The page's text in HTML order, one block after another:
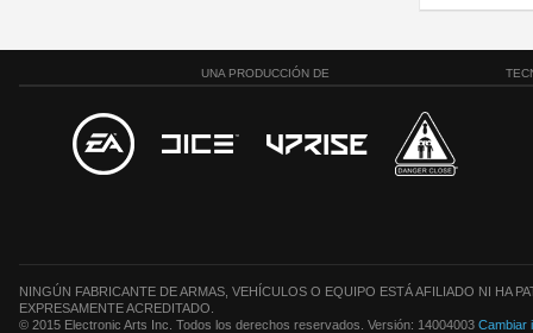
UNA PRODUCCIÓN DE
NINGÚN FABRICANTE DE ARMAS, VEHÍCULOS O EQUIPO ESTÁ AFILIADO NI HA
EXPRESAMENTE ACREDITADO.
© 2015 Electronic Arts Inc. Todos los derechos reservados. Versión: 14004003 Cambiar